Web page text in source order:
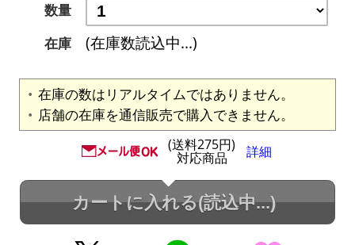
数量
在庫
(在庫数読込中...)
在庫の数はリアルタイムではありません。
店舗の在庫を通信販売で購入できません。
(送料275円)
対応商品 詳細
カートに入れる(読込中...)